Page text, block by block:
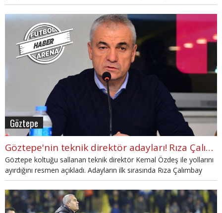
Göztepe
Göztepe'nin teknik direktör adayları! Rıza Çalımbay ilk isim
Göztepe koltuğu sallanan teknik direktör Kemal Özdeş ile yollarını
ayırdığını resmen açıkladı. Adayların ilk sırasında Rıza Çalımbay
bulunuyor.